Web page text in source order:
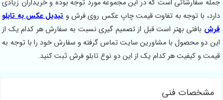
سفارشاتی است که در این مجموعه مورد توجه بوده و خریداران زیادی
با توجه به تفاوت قیمت چاپ عکس روی فرش وتبدیل عکس به تابلو
بافتی بهتر است قبل از تصمیم گیری نسبت به سفارش هر کدام یک از
محصول با مشاورین سایت تماس گرفته و سفارش خود را با توجه به
و کیفیت هر کدام یک از این دو نوع تابلو فرش ثبت کنید.
فنی